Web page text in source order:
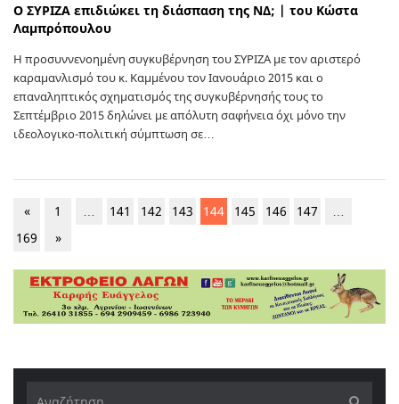
Ο ΣΥΡΙΖΑ επιδιώκει τη διάσπαση της ΝΔ; | του Κώστα
Λαμπρόπουλου
Η προσυννενοημένη συγκυβέρνηση του ΣΥΡΙΖΑ με τον αριστερό
καραμανλισμό του κ. Καμμένου τον Ιανουάριο 2015 και ο
επαναληπτικός σχηματισμός της συγκυβέρνησής τους το
Σεπτέμβριο 2015 δηλώνει με απόλυτη σαφήνεια όχι μόνο την
ιδεολογικο-πολιτική σύμπτωση σε…
« 1 … 141 142 143 144 145 146 147
…
169
»